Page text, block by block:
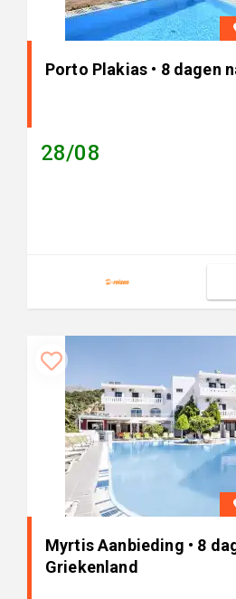
Porto Plakias • 8 dagen
28/08
Myrtis Aanbieding • 8
Griekenland